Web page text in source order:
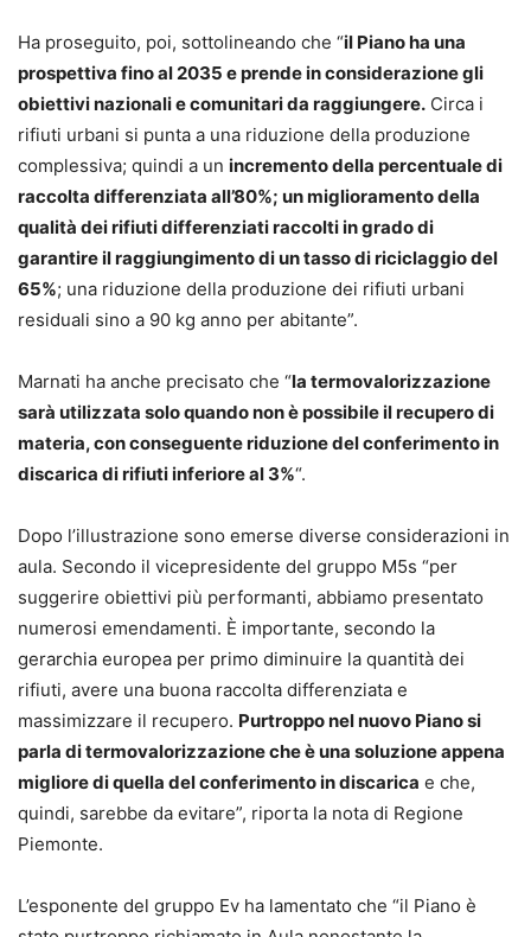
Ha proseguito, poi, sottolineando che “il Piano ha una
prospettiva fino al 2035 e prende in considerazione gli
obiettivi nazionali e comunitari da raggiungere. Circa i
rifiuti urbani si punta a una riduzione della produzione
complessiva; quindi a un incremento della percentuale di
raccolta differenziata all’80%; un miglioramento della
qualità dei rifiuti differenziati raccolti in grado di
garantire il raggiungimento di un tasso di riciclaggio del
65%; una riduzione della produzione dei rifiuti urbani
residuali sino a 90 kg anno per abitante”.
Marnati ha anche precisato che “la termovalorizzazione
sarà utilizzata solo quando non è possibile il recupero di
materia, con conseguente riduzione del conferimento in
discarica di rifiuti inferiore al 3%“.
Dopo l’illustrazione sono emerse diverse considerazioni in
aula. Secondo il vicepresidente del gruppo M5s “per
suggerire obiettivi più performanti, abbiamo presentato
numerosi emendamenti. È importante, secondo la
gerarchia europea per primo diminuire la quantità dei
rifiuti, avere una buona raccolta differenziata e
massimizzare il recupero. Purtroppo nel nuovo Piano si
parla di termovalorizzazione che è una soluzione appena
migliore di quella del conferimento in discarica e che,
quindi, sarebbe da evitare”, riporta la nota di Regione
Piemonte.
L’esponente del gruppo Ev ha lamentato che “il Piano è